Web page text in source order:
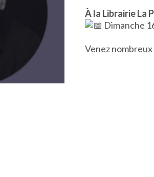
À la Librairie La
Dimanche
Venez nombreux